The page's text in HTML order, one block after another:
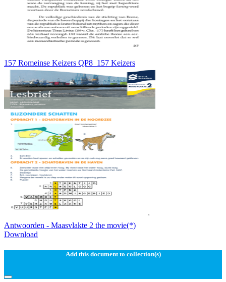
157 Romeinse Keizers QP8_157 Keizers
Antwoorden - Maasvlakte 2 the movie(*)
Download
Add this document to collection(s)